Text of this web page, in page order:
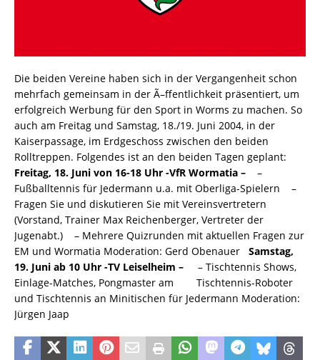
Die beiden Vereine haben sich in der Vergangenheit schon
mehrfach gemeinsam in der Ã–ffentlichkeit präsentiert, um
erfolgreich Werbung für den Sport in Worms zu machen. So
auch am Freitag und Samstag, 18./19. Juni 2004, in der
Kaiserpassage, im Erdgeschoss zwischen den beiden
Rolltreppen. Folgendes ist an den beiden Tagen geplant:
Freitag, 18. Juni von 16-18 Uhr -VfR Wormatia – –
Fußballtennis für Jedermann u.a. mit Oberliga-Spielern –
Fragen Sie und diskutieren Sie mit Vereinsvertretern
(Vorstand, Trainer Max Reichenberger, Vertreter der
Jugenabt.) – Mehrere Quizrunden mit aktuellen Fragen zur
EM und Wormatia Moderation: Gerd Obenauer Samstag,
19. Juni ab 10 Uhr -TV Leiselheim – – Tischtennis Shows,
Einlage-Matches, Pongmaster am Tischtennis-Roboter
und Tischtennis an Minitischen für Jedermann Moderation:
Jürgen Jaap